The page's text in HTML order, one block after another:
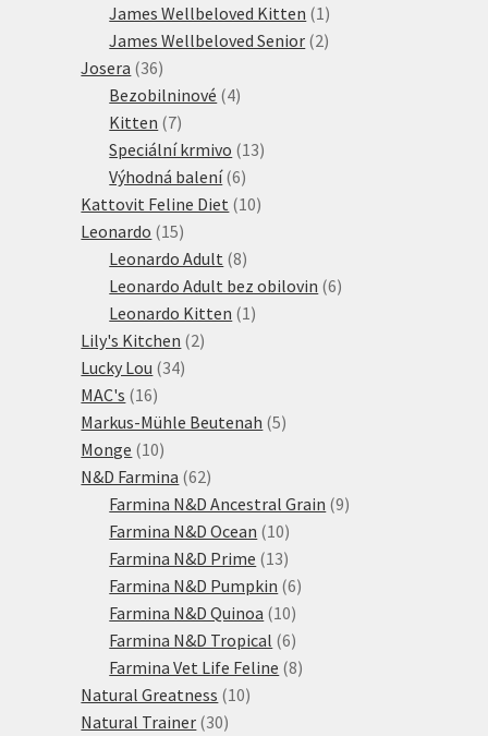
produktů
James Wellbeloved Kitten 11
produkt
James Wellbeloved Senior 22
Josera 3636
produktů
Bezobilninové 44
Kitten 77
produktů
Speciální krmivo 1313
Výhodná balení 66
produktů
Kattovit Feline Diet 1010
Leonardo 1515
produktů
Leonardo Adult 88
produktů
Leonardo Adult bez obilovin 66
Leonardo Kitten 11
Lily's Kitchen 22
Lucky Lou 3434
MAC's 1616
produktů
Markus-Mühle Beutenah 55
Monge 1010
produktů
N&D Farmina 6262
produktů
Farmina N&D Ancestral Grain 99
Farmina N&D Ocean 1010
produktů
Farmina N&D Prime 1313
produktů
Farmina N&D Pumpkin 66
Farmina N&D Quinoa 1010
produktů
Farmina N&D Tropical 66
produktů
Farmina Vet Life Feline 88
Natural Greatness 1010
Natural Trainer 3030